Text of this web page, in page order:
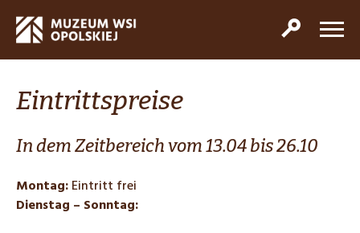
Eintrittspreise
In dem Zeitbereich vom 13.04 bis 26.10
Montag:Eintritt frei
Dienstag – Sonntag: